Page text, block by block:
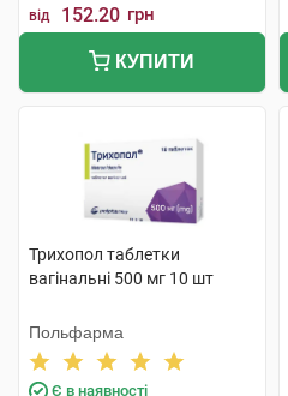
від 152.20 грн
КУПИТИ
Трихопол таблетки
вагінальні 500 мг 10 шт
Польфарма
Є в наявності